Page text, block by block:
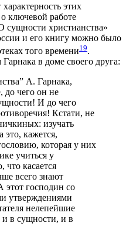
этих
ключевой работе
христианства»
и его книгу можно было
того времени19.
в доме своего друга:
А. Гарнака,
до чего он не
И до чего
Кстати, не
изучать
это, кажется,
которая у них
учиться у
касается
всего знают
этот господин со
утверждениями
нелепейшие
в сущности, и в